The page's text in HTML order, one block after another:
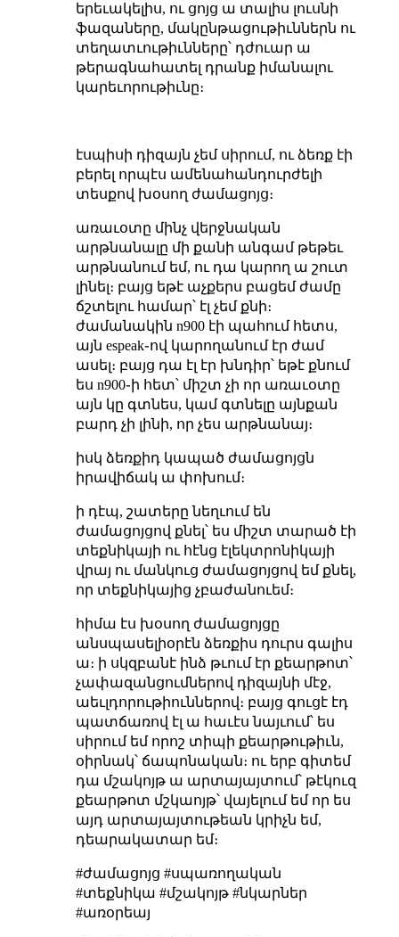
երեւակելիս, ու ցոյց ա տալիս լուսնի
ֆազաները, մակընթացութիւններն ու
տեղատւութիւնները՝ դժուար ա
թերագնահատել դրանք իմանալու
կարեւորութիւնը։
էսպիսի դիզայն չեմ սիրում, ու ձեռք էի
բերել որպէս ամենահանդուրժելի
տեսքով խօսող ժամացոյց։
առաւօտը մինչ վերջնական
արթնանալը մի քանի անգամ թեթեւ
արթնանում եմ, ու դա կարող ա շուտ
լինել։ բայց եթէ աչքերս բացեմ ժամը
ճշտելու համար՝ էլ չեմ քնի։
ժամանակին n900 էի պահում հետս,
այն espeak֊ով կարողանում էր ժամ
ասել։ բայց դա էլ էր խնդիր՝ եթէ քնում
ես n900֊ի հետ՝ միշտ չի որ առաւօտը
այն կը գտնես, կամ գտնելը այնքան
բարդ չի լինի, որ չես արթնանայ։
իսկ ձեռքիդ կապած ժամացոյցն
իրավիճակ ա փոխում։
ի դէպ, շատերը նեղւում են
ժամացոյցով քնել՝ ես միշտ տարած էի
տեքնիկայի ու հէնց էլեկտրոնիկայի
վրայ ու մանկուց ժամացոյցով եմ քնել,
որ տեքնիկայից չբաժանուեմ։
հիմա էս խօսող ժամացոյցը
անսպասելիօրէն ձեռքիս դուրս գալիս
ա։ ի սկզբանէ ինձ թւում էր քեարթոտ՝
չափազանցումներով դիզայնի մէջ,
աեւլդորութիուններով։ բայց գուցէ էդ
պատճառով էլ ա հաւէս նայւում՝ ես
սիրում եմ որոշ տիպի քեարթութիւն,
օիրնակ՝ ճապոնական։ ու երբ գիտեմ
դա մշակոյթ ա արտայայտում՝ թէկուզ
քեարթոտ մշկաոյթ՝ վայելում եմ որ ես
այդ արտայայտութեան կրիչն եմ,
դեարակատար եմ։
#ժամացոյց #սպառողական
#տեքնիկա #մշակոյթ #նկարներ
#առօրեայ